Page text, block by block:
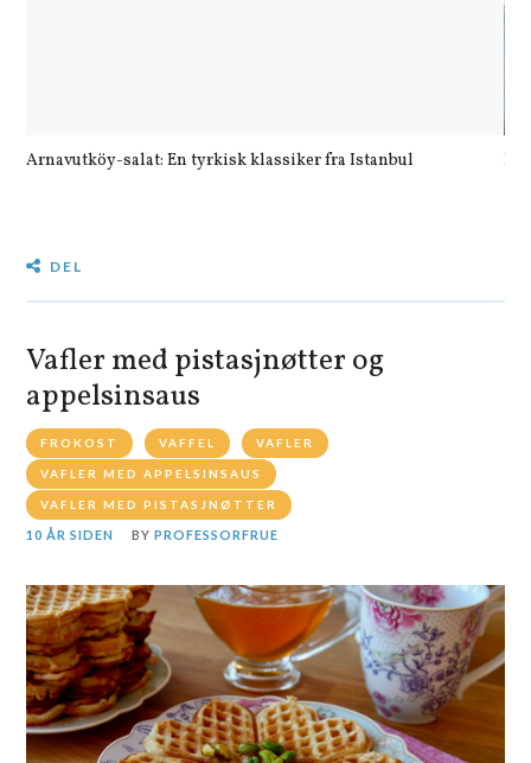
Arnavutköy-salat: En tyrkisk klassiker fra Istanbul
DEL
Vafler med pistasjnøtter og
appelsinsaus
FROKOST VAFFEL VAFLER
VAFLER MED APPELSINSAUS
VAFLER MED PISTASJNØTTER
10 ÅR SIDEN BYPROFESSORFRUE